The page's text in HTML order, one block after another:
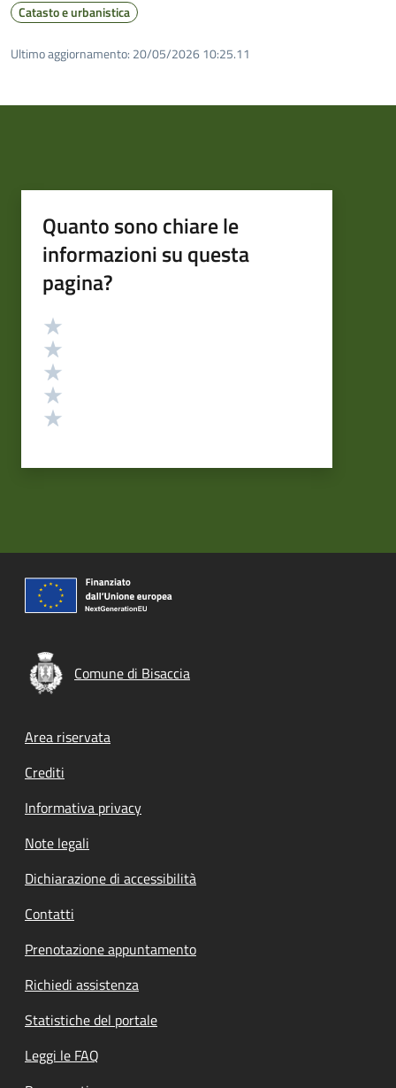
Catasto e urbanistica
Ultimo aggiornamento: 20/05/2026 10:25.11
Quanto sono chiare le
informazioni su questa
pagina?
Valutazione
Comune di Bisaccia
Footer menu
Area riservata
Crediti
Informativa privacy
Note legali
Dichiarazione di accessibilità
Contatti
Prenotazione appuntamento
Richiedi assistenza
Statistiche del portale
Leggi le FAQ